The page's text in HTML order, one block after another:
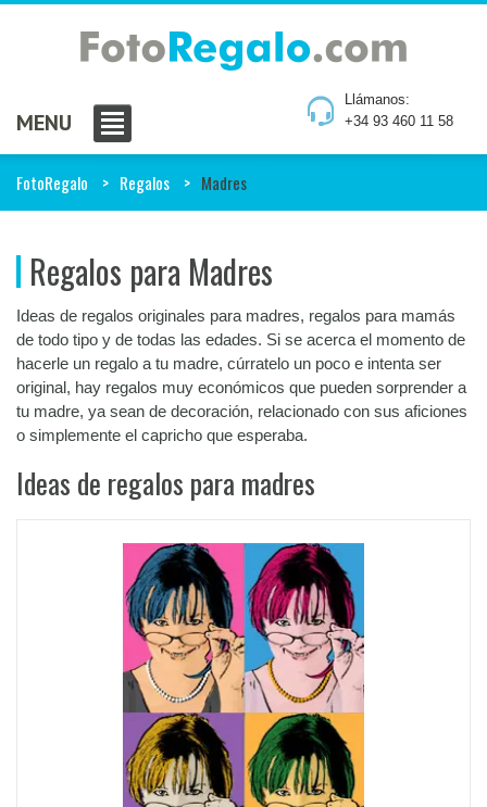
Llámanos:
+34 93 460 11 58
MENU
FotoRegalo Regalos Madres
Regalos para Madres
Ideas de regalos originales para madres, regalos para mamás
de todo tipo y de todas las edades. Si se acerca el momento de
hacerle un regalo a tu madre, cúrratelo un poco e intenta ser
original, hay regalos muy económicos que pueden sorprender a
tu madre, ya sean de decoración, relacionado con sus aficiones
o simplemente el capricho que esperaba.
Ideas de regalos para madres